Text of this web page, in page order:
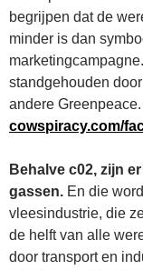
begrijpen dat de
minder is dan
standgehouden
andere
cowspiracy.com/
Behalve c02, zijn
gassen. En die
vleesindustrie, die
de helft van alle
door transport en